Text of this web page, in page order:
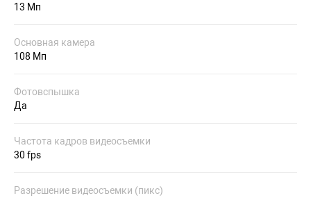
13 Мп
Основная камера
108 Мп
Фотовспышка
Да
Частота кадров видеосъемки
30 fps
Разрешение видеосъемки (пикс)